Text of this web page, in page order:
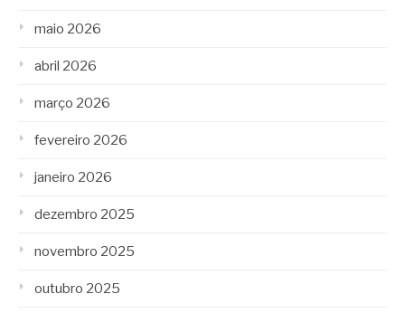
maio 2026
abril 2026
março 2026
fevereiro 2026
janeiro 2026
dezembro 2025
novembro 2025
outubro 2025